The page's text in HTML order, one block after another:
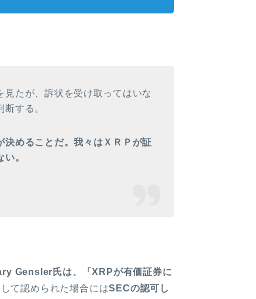
たが、訴状を受け取ってはいな
する。
決めることだ。我々はＸＲＰが証
。
Gensler氏は、「XRPが有価証券に
て認められた場合にはSECの認可し